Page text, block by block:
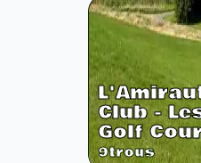
Club -
Golf
9trous